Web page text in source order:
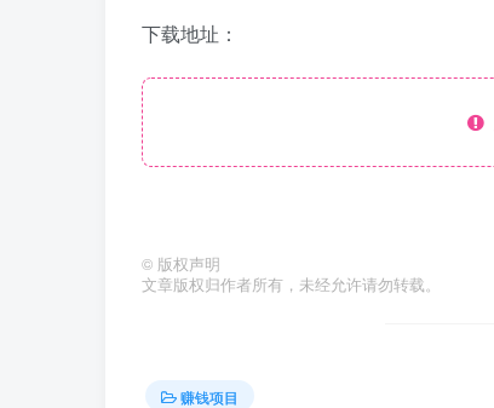
下载地址：
© 版权声明
文章版权归作者所有，未经允许请勿转载。
赚钱项目